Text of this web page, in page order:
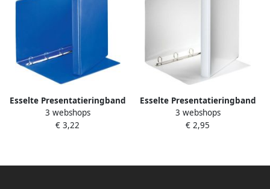
Esselte Presentatieringband
Essentials panorama A4 4-
rings D-mechaniek 20mm
3 webshops
€ 3,22
Esselte Presentatieringband
Essentials panorama A4 4-
rings D-mechaniek 20mm wit
3 webshops
€ 2,95